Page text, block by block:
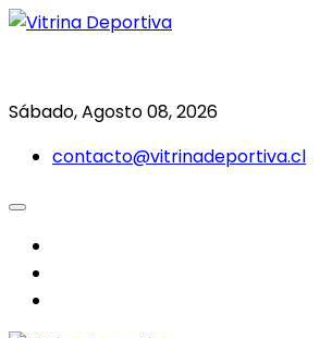
Saltar
Sábado, Agosto 08, 2026
contacto@vitrinadeportiva.cl